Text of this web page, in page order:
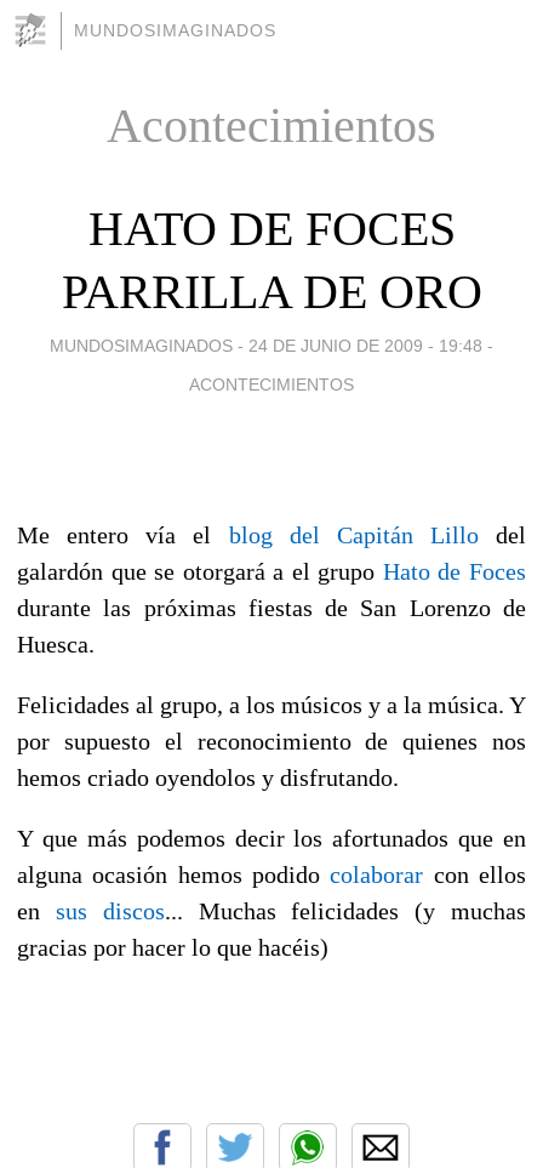
MUNDOSIMAGINADOS
Acontecimientos
HATO DE FOCES
PARRILLA DE ORO
MUNDOSIMAGINADOS - 24 DE JUNIO DE 2009 - 19:48 -
ACONTECIMIENTOS
Me entero vía el blog del Capitán Lillodel
galardón que se otorgará a el grupo Hato de Foces
durante las próximas fiestas de San Lorenzo de
Huesca.
Felicidades al grupo, a los músicos y a la música. Y
por supuesto el reconocimiento de quienes nos
hemos criado oyendolos y disfrutando.
Y que más podemos decir los afortunados que en
alguna ocasión hemos podidocolaborar con ellos
en sus discos... Muchas felicidades (y muchas
gracias por hacer lo que hacéis)